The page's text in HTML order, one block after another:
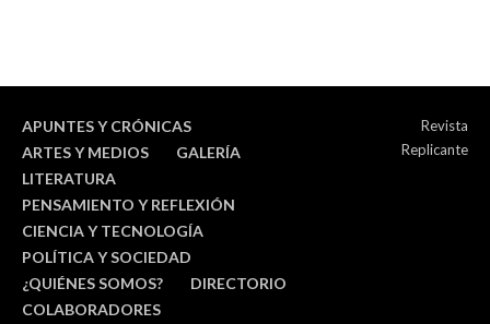
APUNTES Y CRÓNICAS
ARTES Y MEDIOS
GALERÍA
LITERATURA
PENSAMIENTO Y REFLEXIÓN
CIENCIA Y TECNOLOGÍA
POLÍTICA Y SOCIEDAD
¿QUIÉNES SOMOS?
DIRECTORIO
COLABORADORES
Revista
Replicante